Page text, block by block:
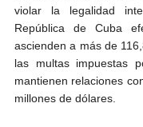
violar la legalidad
República de Cuba
ascienden a más de
las multas impuestas
mantienen relaciones
millones de dólares.